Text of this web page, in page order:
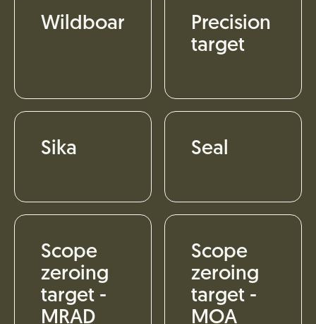
Wildboar
Precision
target
Sika Seal
Scope
zeroing
target -
MRAD
Scope
zeroing
target -
MOA